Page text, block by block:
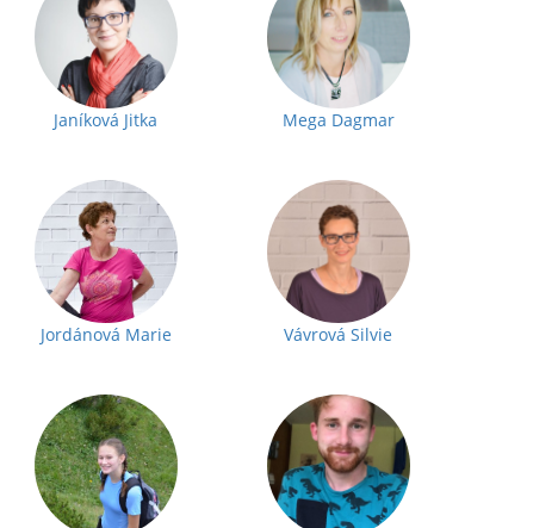
Janíková Jitka Mega Dagmar
Jordánová Marie Vávrová Silvie